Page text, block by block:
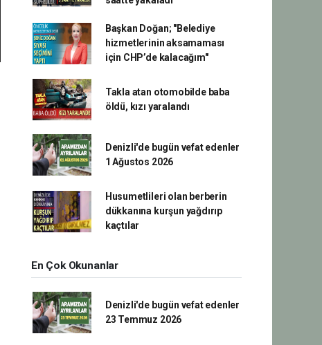
Başkan Doğan; "Belediye
hizmetlerinin aksamaması
için CHP’de kalacağım"
Takla atan otomobilde baba
öldü, kızı yaralandı
Denizli'de bugün vefat edenler
1 Ağustos 2026
Husumetlileri olan berberin
dükkanına kurşun yağdırıp
kaçtılar
En Çok Okunanlar
Denizli'de bugün vefat edenler
23 Temmuz 2026